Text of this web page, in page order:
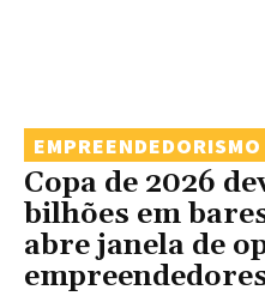
EMPREENDEDORISMO
Copa de 2026
bilhões em
abre janela de